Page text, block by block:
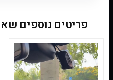
פריטים נוספים